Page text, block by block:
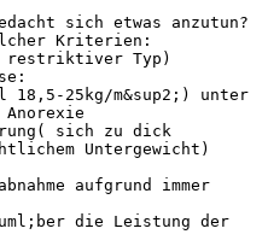
sich etwas anzutun?
Kriterien:
restriktiver Typ)
18,5-25kg/m&sup2;) unter
Anorexie
sich zu dick
Untergewicht)
aufgrund immer
die Leistung der